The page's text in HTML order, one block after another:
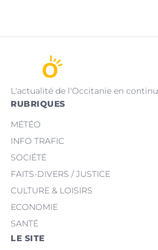
L'actualité de l'Occitanie en continu
RUBRIQUES
MÉTÉO
INFO TRAFIC
SOCIÉTÉ
FAITS-DIVERS / JUSTICE
CULTURE & LOISIRS
ECONOMIE
SANTÉ
LE SITE